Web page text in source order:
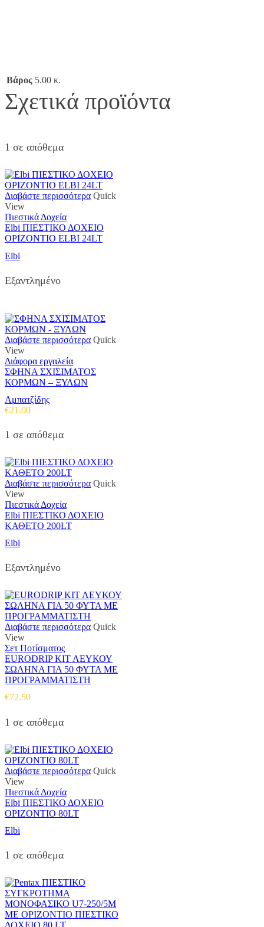
Βάρος 5.00 κ.
Σχετικά προϊόντα
1 σε απόθεμα
Διαβάστε περισσότερα Quick
View
Πιεστικά Δοχεία
Elbi ΠΙΕΣΤΙΚΟ ΔΟΧΕΙΟ
ΟΡΙΖΟΝΤΙΟ ELBI 24LT
Elbi
Εξαντλημένο
Διαβάστε περισσότερα Quick
View
Διάφορα εργαλεία
ΣΦΗΝΑ ΣΧΙΣΙΜΑΤΟΣ
ΚΟΡΜΩΝ – ΞΥΛΩΝ
Αμπατζίδης
€21.00
1 σε απόθεμα
Διαβάστε περισσότερα Quick
View
Πιεστικά Δοχεία
Elbi ΠΙΕΣΤΙΚΟ ΔΟΧΕΙΟ
ΚΑΘΕΤΟ 200LT
Elbi
Εξαντλημένο
Διαβάστε περισσότερα Quick
View
Σετ Ποτίσματος
EURODRIP ΚΙΤ ΛΕΥΚΟΥ
ΣΩΛΗΝΑ ΓΙΑ 50 ΦΥΤΑ ΜΕ
ΠΡΟΓΡΑΜΜΑΤΙΣΤΗ
€72.50
1 σε απόθεμα
Διαβάστε περισσότερα Quick
View
Πιεστικά Δοχεία
Elbi ΠΙΕΣΤΙΚΟ ΔΟΧΕΙΟ
ΟΡΙΖΟΝΤΙΟ 80LT
Elbi
1 σε απόθεμα